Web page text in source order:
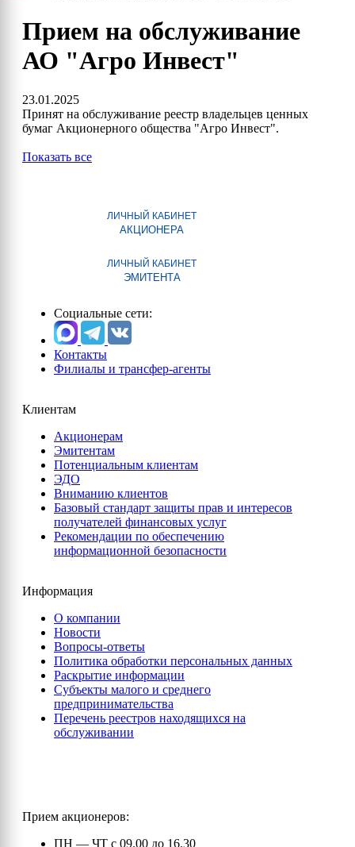
Прием на обслуживание
АО "Агро Инвест"
23.01.2025
Принят на обслуживание реестр владельцев ценных
бумаг Акционерного общества "Агро Инвест".
Показать все
ЛИЧНЫЙ КАБИНЕТ
АКЦИОНЕРА
ЛИЧНЫЙ КАБИНЕТ
ЭМИТЕНТА
Социальные сети:
Контакты
Филиалы и трансфер-агенты
Клиентам
Акционерам
Эмитентам
Потенциальным клиентам
ЭДО
Вниманию клиентов
Базовый стандарт защиты прав и интересов
получателей финансовых услуг
Рекомендации по обеспечению
информационной безопасности
Информация
О компании
Новости
Вопросы-ответы
Политика обработки персональных данных
Раскрытие информации
Субъекты малого и среднего
предпринимательства
Перечень реестров находящихся на
обслуживании
Прием акционеров:
ПН — ЧТ с 09.00 до 16.30